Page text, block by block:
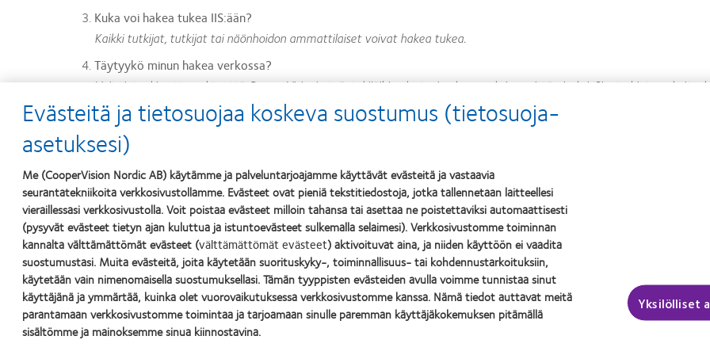
Kuka voi hakea tukea IIS:ään?
Kaikki tutkijat, tutkijat tai näönhoidon ammattilaiset voivat hakea tukea.
Täytyykö minun hakea verkossa?
Voit tietenkin ottaa yhteyttä CooperVisionin työntekijöihin alustavien kysymyksien esittämiseksi. Sinut ohjataan
sivulle, jossa voit hakea tukea lähettämällä IIS-hakemuslomakkeen.
Kuinka kauan rahoituksen tai tuotteen (tuotteiden) saamiseen kestää, jos IIS on hyväksytty?
Kun sopimus on saatettu voimaan, rahoitus, tuote tai tuotteet ovat yleensä saatavilla 60 päivän kuluessa sopimuksen
solmimisesta. Emme tarjoa rahoitusta tai tuotteita ennen kuin sopimukset on allekirjoitettu.
Mitä tietoja tarvitsette minulta?
Löydät hakemuslomakkeestamme erittelyn alustavista tiedoista, joita tarvitsemme, jotta voimme harkita ehdotustasi
tapaamisen aikana. Ehdotuksen tulee sisältää mahdollisimman paljon yksityiskohtaisia tietoja, kuten luonnos
tutkimussuunnitelmasta tai kliinisen tutkimuksen suunnitelmasta, ja otamme sinuun yhteyttä, jos tarvitsemme lisätietoja.
Jos sinulla on kysyttävää, ota yhteyttä osoitteeseeniisapplications@coopervision.com.
Evästeitä ja tietosuojaa koskeva suostumus (tietosuoja-
asetuksesi)
Me (CooperVision Nordic AB) käytämme ja palveluntarjoajamme käyttävät evästeitä ja vastaavia
seurantatekniikoita verkkosivustollamme. Evästeet ovat pieniä tekstitiedostoja, jotka tallennetaan laitteellesi
vieraillessasi verkkosivustolla. Voit poistaa evästeet milloin tahansa tai asettaa ne poistettaviksi automaattisesti
(pysyvät evästeet tietyn ajan kuluttua ja istuntoevästeet sulkemalla selaimesi). Verkkosivustomme toiminnan
kannalta välttämättömät evästeet (välttämättömät evästeet) aktivoituvat aina, ja niiden käyttöön ei vaadita
suostumustasi. Muita evästeitä, joita käytetään suorituskyky-, toiminnallisuus- tai kohdennustarkoituksiin,
käytetään vain nimenomaisella suostumuksellasi. Tämän tyyppisten evästeiden avulla voimme tunnistaa sinut
käyttäjänä ja ymmärtää, kuinka olet vuorovaikutuksessa verkkosivustomme kanssa. Nämä tiedot auttavat meitä
parantamaan verkkosivustomme toimintaa ja tarjoamaan sinulle paremman käyttäjäkokemuksen pitämällä
sisältömme ja mainoksemme sinua kiinnostavina.
Yksilölliset